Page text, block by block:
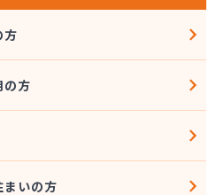
売所
ギー関東
岩営業所
プロパンガス燃料部
方
の方
いの方